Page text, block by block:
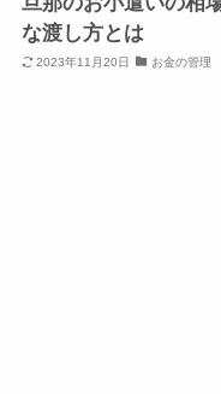
な渡し方とは
2023年11月20日 お金の管理